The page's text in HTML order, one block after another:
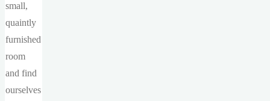
small,
quaintly
furnished
room
and find
ourselves